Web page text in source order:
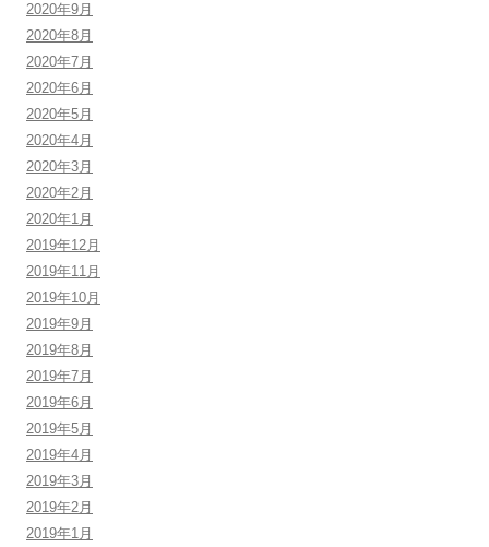
2020年9月
2020年8月
2020年7月
2020年6月
2020年5月
2020年4月
2020年3月
2020年2月
2020年1月
2019年12月
2019年11月
2019年10月
2019年9月
2019年8月
2019年7月
2019年6月
2019年5月
2019年4月
2019年3月
2019年2月
2019年1月